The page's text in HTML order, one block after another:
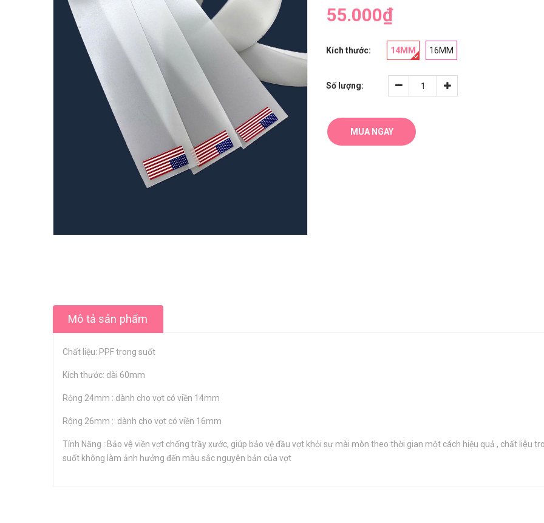
55.000₫
Kích thước: 14MM 16MM
Số lượng:
MUA NGAY
Mô tả sản phẩm
Chất liệu: PPF trong suốt
Kích thước: dài 60mm
Rộng 24mm : dành cho vợt có viền 14mm
Rộng 26mm : dành cho vợt có viền 16mm
Tính Năng : Bảo vệ viền vợt chống trầy xước, giúp bảo vệ đầu vợt khỏi sự mài mòn theo thời gian một cách hiệu quả , chất liệu
suốt không làm ảnh hưởng đến màu sắc nguyên bản của vợt